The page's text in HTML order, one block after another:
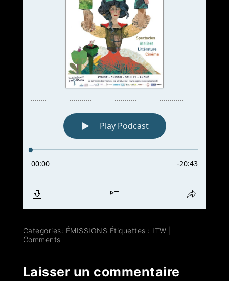
Categories: ÉMISSIONS Étiquettes : ITW
Comments
Laisser un commentaire